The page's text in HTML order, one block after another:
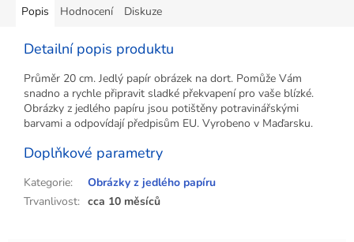
Popis Hodnocení Diskuze
Detailní popis produktu
Průměr 20 cm. Jedlý papír obrázek na dort. Pomůže Vám
snadno a rychle připravit sladké překvapení pro vaše blízké.
Obrázky z jedlého papíru jsou potištěny potravinářskými
barvami a odpovídají předpisům EU. Vyrobeno v Maďarsku.
Doplňkové parametry
Kategorie:
Obrázky z jedlého papíru
Trvanlivost: cca 10 měsíců